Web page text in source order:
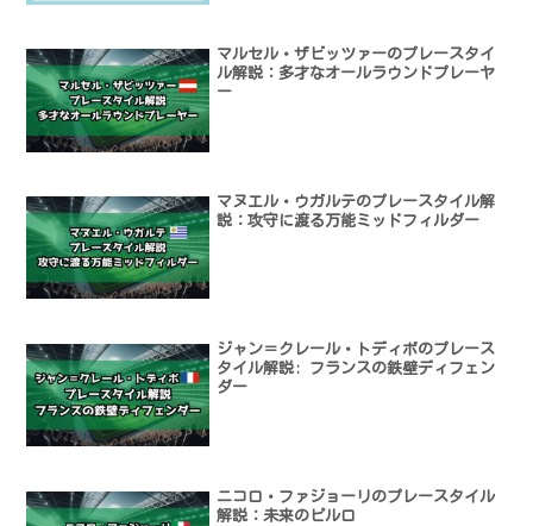
マルセル・ザビッツァーのプレースタイ
ル解説：多才なオールラウンドプレーヤ
ー
マヌエル・ウガルテのプレースタイル解
説：攻守に渡る万能ミッドフィルダー
ジャン＝クレール・トディボのプレース
タイル解説: フランスの鉄壁ディフェン
ダー
ニコロ・ファジョーリのプレースタイル
解説：未来のピルロ